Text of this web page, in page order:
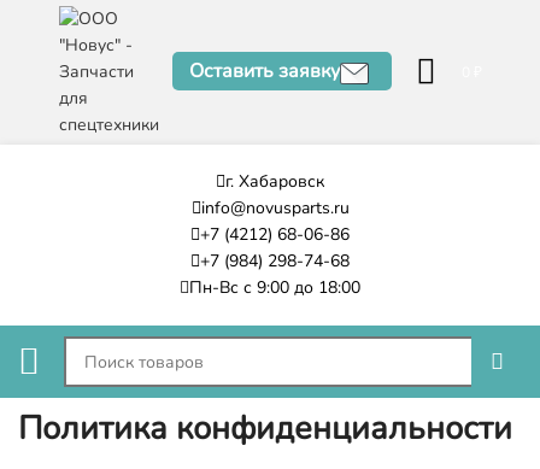
Оставить заявку
г. Хабаровск
info@novusparts.ru
+7 (4212) 68-06-86
+7 (984) 298-74-68
Пн-Вс с 9:00 до 18:00
Политика конфиденциальности